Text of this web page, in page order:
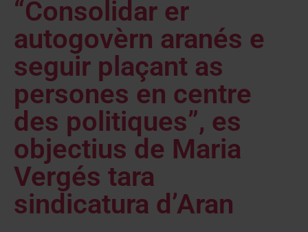
“Consolidar er
autogovèrn aranés e
seguir plaçant as
persones en centre
des politiques”, es
objectius de Maria
Vergés tara
sindicatura d’Aran